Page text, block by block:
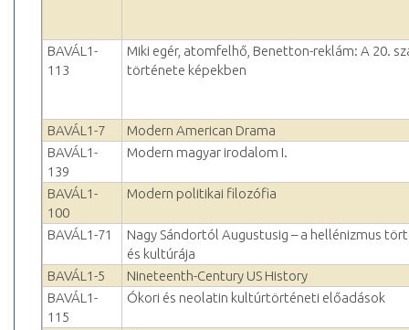
BAVÁL1-
113
Miki egér, atomfelhő, Benetton-reklám: A 20.
története képekben
BAVÁL1-7
Modern American Drama
BAVÁL1-
139
Modern magyar irodalom I.
BAVÁL1-
100
Modern politikai filozófia
BAVÁL1-71
Nagy Sándortól Augustusig – a hellénizmus
és kultúrája
BAVÁL1-5
Nineteenth-Century US History
BAVÁL1-
115
Ókori és neolatin kultúrtörténeti előadások